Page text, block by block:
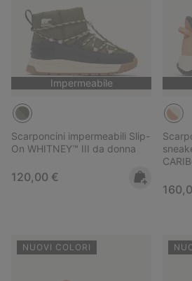
Impermeabile
Scarponcini impermeabili Slip-
On WHITNEY™ III da donna
Regular price:
120,00 €
NUOVI COLORI